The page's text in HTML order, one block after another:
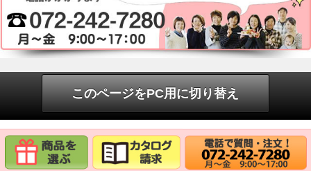
このページをPC用に切り替え